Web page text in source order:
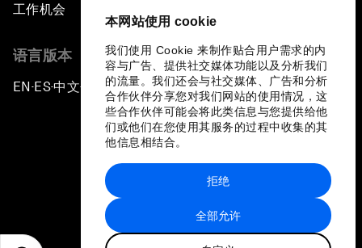
本网站使用 cookie
我们使用 Cookie 来制作贴合用户需求的内
容与广告、提供社交媒体功能以及分析我们
的流量。我们还会与社交媒体、广告和分析
合作伙伴分享您对我们网站的使用情况，这
些合作伙伴可能会将此类信息与您提供给他
们或他们在您使用其服务的过程中收集的其
他信息相结合。
全部允许
拒绝
工作机会
语言版本
EN ▪ES▪中文▪ 日本語
站点地图